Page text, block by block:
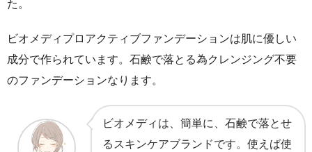
た。
ビオメディプロアクティブファンデーションは肌に優しい
成分で作られています。石鹸で落とる為クレンジング不要
のファンデーションなります。
ビオメディは、簡単に、石鹸で落とせ
るスキンケアブランドです。使えば使